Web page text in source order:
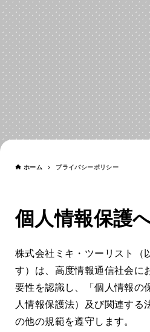
プライバシーポリシー
PRIVACY
ホーム プライバシーポリシー
個人情報保護
株式会社ミキ・ツーリスト（
す）は、高度情報通信社会に
要性を認識し、「個人情報の
人情報保護法）及び関連する
の他の規範を遵守します。